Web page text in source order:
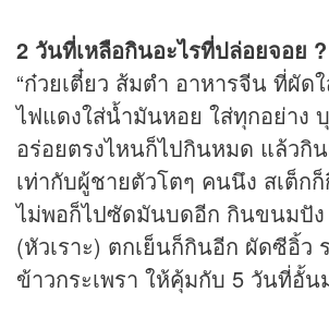
2 วันที่เหลือกินอะไรที่ปล่อยจอย ?
“ก๋วยเตี๋ยว ส้มตำ อาหารจีน ที่ผั
ไฟแดงใส่น้ำมันหอย ใส่ทุกอย่าง
อร่อยตรงไหนก็ไปกินหมด แล้วกิ
เท่ากับผู้ชายตัวโตๆ คนนึง สเต็ก
ไม่พอก็ไปซัดมันบดอีก กินขนมปั
(หัวเราะ) ตกเย็นก็กินอีก ผัดซีอิ้ว
ข้าวกระเพรา ให้คุ้มกับ 5 วันที่อั้น